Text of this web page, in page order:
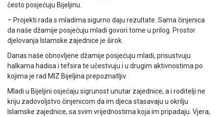
često posjećuju Bijeljinu.
– Projekti rada s mladima sigurno daju rezultate. Sama činjenica
da naše džamije posjećuju mladi govori tome u prilog. Prostor
djelovanja Islamske zajednice je širok.
Danas naše obnovljene džamije posjećuju mladi, prisustvuju
halkama hadisa i tefsira te učestvuju i u drugim aktivnostima po
kojima je rad MIZ Bijeljina prepoznatljiv.
Mladi u Bijeljini osjećaju sigrunost unutar zajednice, a i roditelji ne
kriju zadovoljstvo činjenicom da im djeca stasavaju u okrilju
Islamske zajednice, sa svim vrijednostima koja im pripadaju. Vjera,